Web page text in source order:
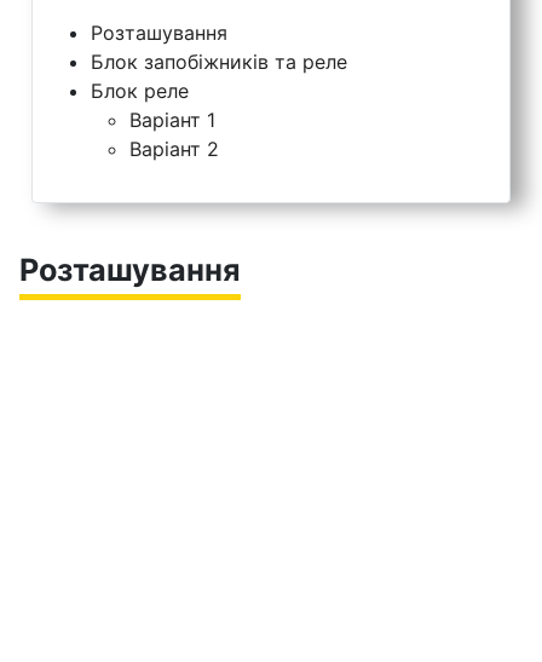
Розташування
Блок запобіжників та реле
Блок реле
Варіант 1
Варіант 2
Розташування